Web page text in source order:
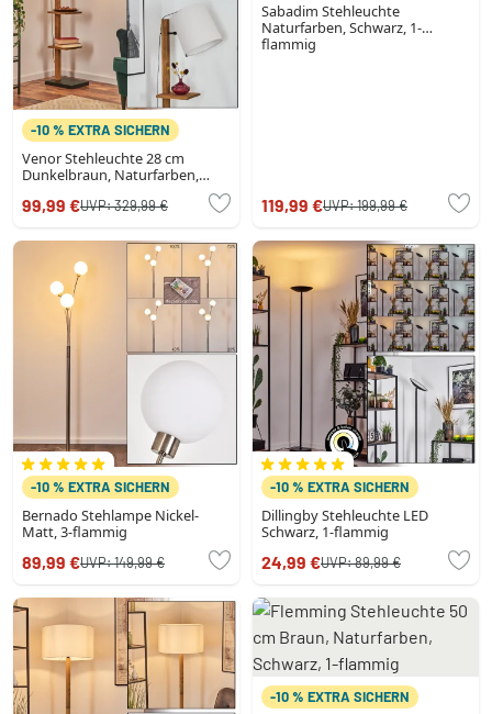
-10 % EXTRA SICHERN
Venor Stehleuchte 28 cm
Dunkelbraun, Naturfarben,
99,99 €UVP:329,99 €
Sabadim Stehleuchte
Naturfarben, Schwarz, 1-
flammig
119,99 €UVP:199,99 €
-10 % EXTRA SICHERN
Bernado Stehlampe Nickel-
Matt, 3-flammig
89,99 €UVP:149,99 €
-10 % EXTRA SICHERN
Dillingby Stehleuchte LED
Schwarz, 1-flammig
24,99 €UVP:89,99 €
-10 % EXTRA SICHERN